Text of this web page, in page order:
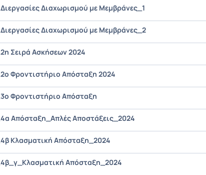
Διεργασίες Διαχωρισμού με Μεμβράνες_1
Διεργασίες Διαχωρισμού με Μεμβράνες_2
2η Σειρά Ασκήσεων 2024
2ο Φροντιστήριο Απόσταξη 2024
3ο Φροντιστήριο Απόσταξη
4α Απόσταξη_Απλές Αποστάξεις_2024
4β Κλασματική Απόσταξη_2024
4β_γ_Κλασματική Απόσταξη_2024